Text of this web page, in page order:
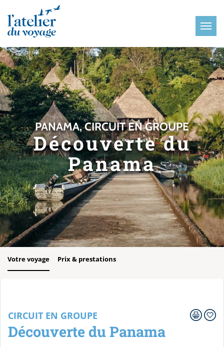
PANAMA, CIRCUIT EN GROUPE
Découverte du
Panama
Votre voyage Prix & prestations
CIRCUIT EN GROUPE
Découverte du Panama
Panneau de gestion des cookies